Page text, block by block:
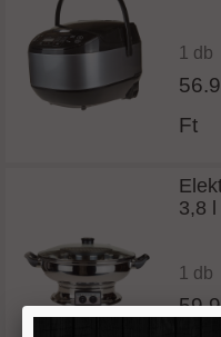
1 db
Ft
3,8 l
1 db